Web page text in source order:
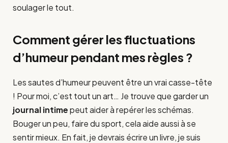
soulager le tout.
Comment gérer les fluctuations
d’humeur pendant mes règles ?
Les sautes d’humeur peuvent être un vrai casse-tête
! Pour moi, c’est tout un art… Je trouve que garder un
journal intimepeut aider à repérer les schémas.
Bouger un peu, faire du sport, cela aide aussi à se
sentir mieux. En fait, je devrais écrire un livre, je suis